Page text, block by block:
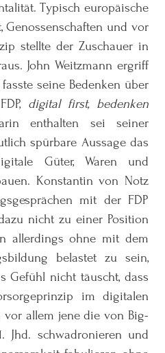
Typisch europäische
Genossenschaften und vor
stellte der Zuschauer in
John Weitzmann ergriff
seine Bedenken über
digital first, bedenken
enthalten sei seiner
spürbare Aussage das
Güter, Waren und
Konstantin von Notz
mit der FDP
nicht zu einer Position
allerdings ohne mit dem
belastet zu sein,
Gefühl nicht täuscht, dass
im digitalen
vor allem jene die von Big-
Jhd. schwadronieren und